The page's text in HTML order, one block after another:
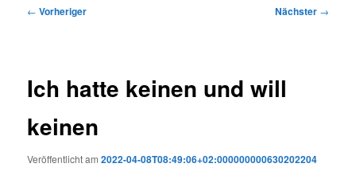
Beitragsnavigation
← Vorheriger Nächster →
Ich hatte keinen und will
keinen
Veröffentlicht am2022-04-08T08:49:06+02:000000000630202204